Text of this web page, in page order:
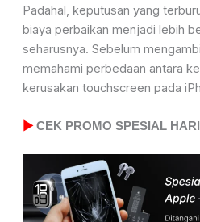
Padahal, keputusan yang
biaya perbaikan menjadi lebih
seharusnya. Sebelum
memahami perbedaan antara
kerusakan touchscreen pada
▶CEK PROMO SPESIAL